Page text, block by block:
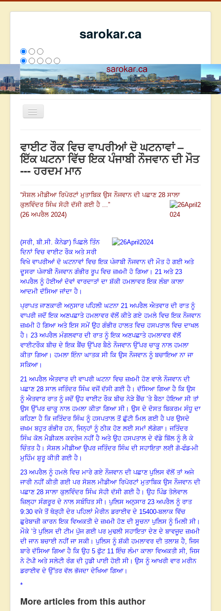
sarokar.ca
Toggle
ਰਚਨਾਵਾਂ
ਸਰੋਕਾਰ ਦੇ ਲੇਖਕ
We have 66 guests and no members online
2813276
ਇਸ ਮਹੀਨੇ
ਵਾਈਟ ਰੌਕ ਵਿਚ ਵਾਪਰੀਆਂ ਦੋ ਘਟਨਾਵਾਂ –
ਇੱਕ ਘਟਨਾ ਵਿੱਚ ਇਕ ਪੰਜਾਬੀ ਨੌਜਵਾਨ ਦੀ ਮੌਤ
--- ਹਰਦਮ ਮਾਨ
“ਸੋਸ਼ਲ ਮੀਡੀਆ ਰਿਪੋਰਟਾਂ ਮੁਤਾਬਿਕ ਉਸ ਨੌਜਵਾਨ ਦੀ ਪਛਾਣ 28 ਸਾਲਾ
ਕੁਲਵਿੰਦਰ ਸਿੰਘ ਸੋਹੀ ਦੱਸੀ ਗਈ ਹੈ ...”
(26 ਅਪਰੈਲ 2024)
(ਸਰੀ, ਬੀ.ਸੀ. ਕੈਨੇਡਾ) ਪਿਛਲੇ ਤਿੰਨ
ਦਿਨਾਂ ਵਿਚ ਵਾਈਟ ਰੌਕ ਅਤੇ ਸਰੀ
ਵਿਖੇ ਵਾਪਰੀਆਂ ਦੋ ਘਟਨਾਵਾਂ ਵਿਚ ਇਕ ਪੰਜਾਬੀ ਨੌਜਵਾਨ ਦੀ ਮੌਤ ਹੋ ਗਈ ਅਤੇ
ਦੂਸਰਾ ਪੰਜਾਬੀ ਨੌਜਵਾਨ ਗੰਭੀਰ ਰੂਪ ਵਿਚ ਜ਼ਖ਼ਮੀ ਹੋ ਗਿਆ। 21 ਅਤੇ 23
ਅਪਰੈਲ ਨੂੰ ਹੋਈਆਂ ਦੋਵਾਂ ਵਾਰਦਾਤਾਂ ਦਾ ਸ਼ੱਕੀ ਹਮਲਾਵਰ ਇਕ ਲੰਬਾ ਕਾਲਾ
ਆਦਮੀ ਦੱਸਿਆ ਜਾਂਦਾ ਹੈ।
ਪ੍ਰਾਪਤ ਜਾਣਕਾਰੀ ਅਨੁਸਾਰ ਪਹਿਲੀ ਘਟਨਾ 21 ਅਪਰੈਲ ਐਤਵਾਰ ਦੀ ਰਾਤ ਨੂੰ
ਵਾਪਰੀ ਜਦੋਂ ਇਕ ਅਣਪਛਾਤੇ ਹਮਲਾਵਰ ਵੱਲੋਂ ਕੀਤੇ ਗਏ ਹਮਲੇ ਵਿਚ ਇਕ ਨੌਜਵਾਨ
ਜ਼ਖ਼ਮੀ ਹੋ ਗਿਆ ਅਤੇ ਇਸ ਸਮੇਂ ਉਹ ਗੰਭੀਰ ਹਾਲਤ ਵਿਚ ਹਸਪਤਾਲ ਵਿਚ ਦਾਖਲ
ਹੈ। 23 ਅਪਰੈਲ ਮੰਗਲਵਾਰ ਦੀ ਰਾਤ ਨੂੰ ਇਕ ਅਣਪਛਾਤੇ ਹਮਲਾਵਰ ਵੱਲੋਂ
ਵਾਈਟਰੌਕ ਬੀਚ ਦੇ ਇਕ ਬੈਂਚ ਉੱਪਰ ਬੈਠੇ ਨੌਜਵਾਨ ਉੱਪਰ ਚਾਕੂ ਨਾਲ ਹਮਲਾ
ਕੀਤਾ ਗਿਆ। ਹਮਲਾ ਇੰਨਾ ਘਾਤਕ ਸੀ ਕਿ ਉਸ ਨੌਜਵਾਨ ਨੂੰ ਬਚਾਇਆ ਨਾ ਜਾ
ਸਕਿਆ।
21 ਅਪਰੈਲ ਐਤਵਾਰ ਦੀ ਵਾਪਰੀ ਘਟਨਾ ਵਿਚ ਜ਼ਖ਼ਮੀ ਹੋਣ ਵਾਲੇ ਨੌਜਵਾਨ ਦੀ
ਪਛਾਣ 28 ਸਾਲ ਜਤਿੰਦਰ ਸਿੰਘ ਵਜੋਂ ਦੱਸੀ ਗਈ ਹੈ। ਦੱਸਿਆ ਗਿਆ ਹੈ ਕਿ ਉਸ
ਨੂੰ ਐਤਵਾਰ ਰਾਤ ਨੂੰ ਜਦੋਂ ਉਹ ਵਾਈਟ ਰੌਕ ਬੀਚ ਨੇੜੇ ਬੈਂਚ ’ਤੇ ਬੈਠਾ ਹੋਇਆ ਸੀ ਤਾਂ
ਉਸ ਉੱਪਰ ਚਾਕੂ ਨਾਲ ਹਮਲਾ ਕੀਤਾ ਗਿਆ ਸੀ। ਉਸ ਦੇ ਦੋਸਤ ਬਿਕਰਮ ਸੰਧੂ ਦਾ
ਕਹਿਣਾ ਹੈ ਕਿ ਜਤਿੰਦਰ ਸਿੰਘ ਨੂੰ ਹਸਪਤਾਲ ਤੋਂ ਛੁੱਟੀ ਮਿਲ ਗਈ ਹੈ ਪਰ ਉਸਦੇ
ਜ਼ਖਮ ਬਹੁਤ ਗੰਭੀਰ ਹਨ, ਜਿਨ੍ਹਾਂ ਨੂੰ ਠੀਕ ਹੋਣ ਲਈ ਸਮਾਂ ਲੱਗੇਗਾ। ਜਤਿੰਦਰ
ਸਿੰਘ ਕੋਲ ਮੈਡੀਕਲ ਕਵਰੇਜ ਨਹੀਂ ਹੈ ਅਤੇ ਉਹ ਹਸਪਤਾਲ ਦੇ ਵੱਡੇ ਬਿੱਲ ਨੂੰ ਲੈ ਕੇ
ਚਿੰਤਤ ਹੈ। ਸੋਸ਼ਲ ਮੀਡੀਆ ਉਪਰ ਜਤਿੰਦਰ ਸਿੰਘ ਦੀ ਸਹਾਇਤਾ ਲਈ ਗੋ-ਫੰਡ-ਮੀ
ਮੁਹਿੰਮ ਸ਼ੁਰੂ ਕੀਤੀ ਗਈ ਹੈ।
23 ਅਪਰੈਲ ਨੂੰ ਹਮਲੇ ਵਿਚ ਮਾਰੇ ਗਏ ਨੌਜਵਾਨ ਦੀ ਪਛਾਣ ਪੁਲਿਸ ਵੱਲੋਂ ਤਾਂ ਅਜੇ
ਜਾਰੀ ਨਹੀਂ ਕੀਤੀ ਗਈ ਪਰ ਸੋਸ਼ਲ ਮੀਡੀਆ ਰਿਪੋਰਟਾਂ ਮੁਤਾਬਿਕ ਉਸ ਨੌਜਵਾਨ ਦੀ
ਪਛਾਣ 28 ਸਾਲਾ ਕੁਲਵਿੰਦਰ ਸਿੰਘ ਸੋਹੀ ਦੱਸੀ ਗਈ ਹੈ। ਉਹ ਪਿੰਡ ਤੋਲੇਵਾਲ
ਜ਼ਿਲ੍ਹਾ ਸੰਗਰੂਰ ਦੇ ਨਾਲ ਸਬੰਧਿਤ ਸੀ। ਪੁਲਿਸ ਅਨੁਸਾਰ 23 ਅਪਰੈਲ ਨੂੰ ਰਾਤ
9:30 ਵਜੇ ਤੋਂ ਥੋੜ੍ਹੀ ਦੇਰ ਪਹਿਲਾਂ ਮੈਰੀਨ ਡਰਾਈਵ ਦੇ 15400-ਬਲਾਕ ਵਿੱਚ
ਛੁਰੇਬਾਜ਼ੀ ਕਾਰਨ ਇਕ ਵਿਅਕਤੀ ਦੇ ਜ਼ਖ਼ਮੀ ਹੋਣ ਦੀ ਸੂਚਨਾ ਪੁਲਿਸ ਨੂੰ ਮਿਲੀ ਸੀ।
ਮੌਕੇ ’ਤੇ ਪੁਲਿਸ ਦੀ ਟੀਮ ਪੁੱਜ ਗਈ ਪਰ ਮੁਢਲੀ ਸਹਾਇਤਾ ਦੇਣ ਦੇ ਬਾਵਜੂਦ ਜ਼ਖ਼ਮੀ
ਦੀ ਜਾਨ ਬਚਾਈ ਨਹੀਂ ਜਾ ਸਕੀ। ਪੁਲਿਸ ਨੂੰ ਸ਼ੱਕੀ ਹਮਲਾਵਰ ਦੀ ਤਲਾਸ਼ ਹੈ, ਜਿਸ
ਬਾਰੇ ਦੱਸਿਆ ਗਿਆ ਹੈ ਕਿ ਉਹ 5 ਫੁੱਟ 11 ਇੰਚ ਲੰਮਾ ਕਾਲਾ ਵਿਅਕਤੀ ਸੀ, ਜਿਸ
ਨੇ ਟੋਪੀ ਅਤੇ ਸਲੇਟੀ ਰੰਗ ਦੀ ਹੁਡੀ ਪਾਈ ਹੋਈ ਸੀ। ਉਸ ਨੂੰ ਆਖਰੀ ਵਾਰ ਮਰੀਨ
ਡਰਾਈਵ ਦੇ ਉੱਤਰ ਵੱਲ ਭੱਜਦਾ ਦੇਖਿਆ ਗਿਆ।
*
More articles from this author